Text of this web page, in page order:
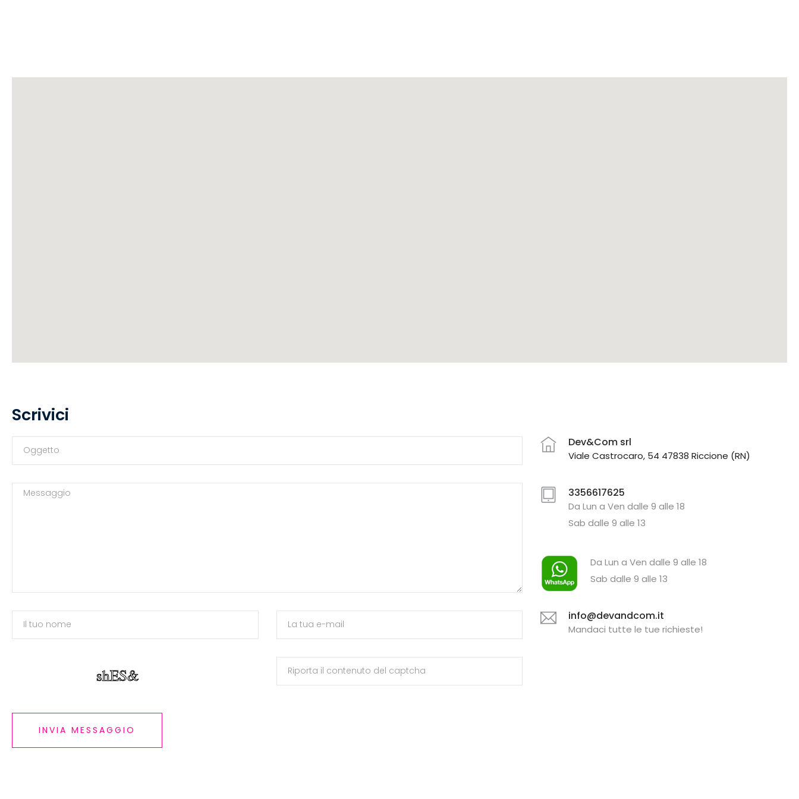
Scrivici
INVIA MESSAGGIO
Dev&Com srl
Viale Castrocaro, 54 47838 Riccione (RN)
3356617625
Da Lun a Ven dalle 9 alle 18
Sab dalle 9 alle 13
Da Lun a Ven dalle 9 alle 18
Sab dalle 9 alle 13
Mandaci tutte le tue richieste!